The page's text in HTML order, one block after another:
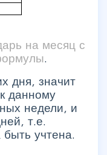
на месяц с
.
дня, значит
данному
недели, и
т.е.
учтена.